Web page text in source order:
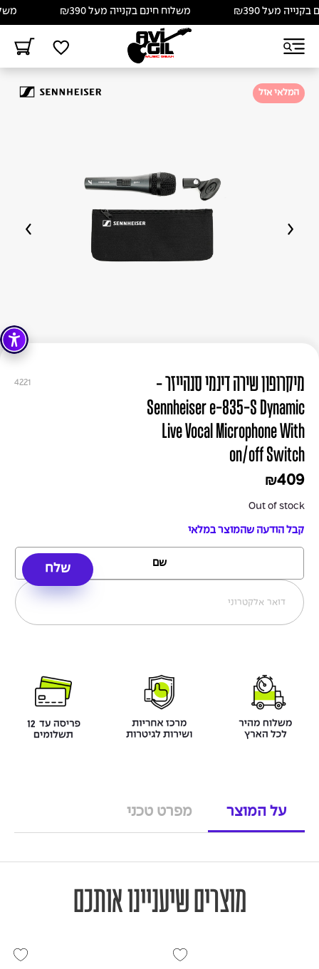
מעל ₪390 משלוח חינם בקנייה מעל ₪390
המלאי אזל
4221
מיקרופון שירה דינמי סנהייזר -
Sennheiser e-835-S Dynamic
Live Vocal Microphone With
on/off Switch
₪409
Out of stock
קבל הודעה שהמוצר במלאי
על המוצר מפרט טכני
מוצרים שיעניינו אותכם